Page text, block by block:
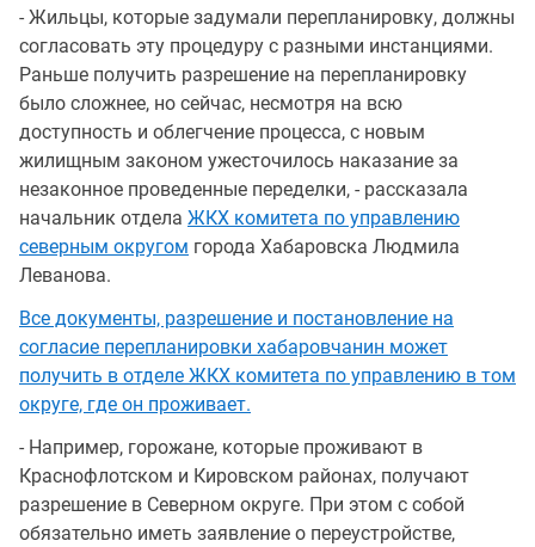
- Жильцы, которые задумали перепланировку, должны
согласовать эту процедуру с разными инстанциями.
Раньше получить разрешение на перепланировку
было сложнее, но сейчас, несмотря на всю
доступность и облегчение процесса, с новым
жилищным законом ужесточилось наказание за
незаконное проведенные переделки, - рассказала
начальник отдела ЖКХ комитета по управлению
северным округом города Хабаровска Людмила
Леванова.
Все документы, разрешение и постановление на
согласие перепланировки хабаровчанин может
получить в отделе ЖКХ комитета по управлению в том
округе, где он проживает.
- Например, горожане, которые проживают в
Краснофлотском и Кировском районах, получают
разрешение в Северном округе. При этом с собой
обязательно иметь заявление о переустройстве,